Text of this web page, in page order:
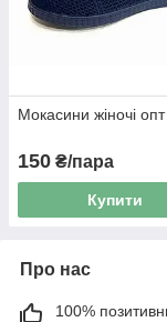
Мокасини жіночі
150 ₴/пара
Купити
Про нас
100%